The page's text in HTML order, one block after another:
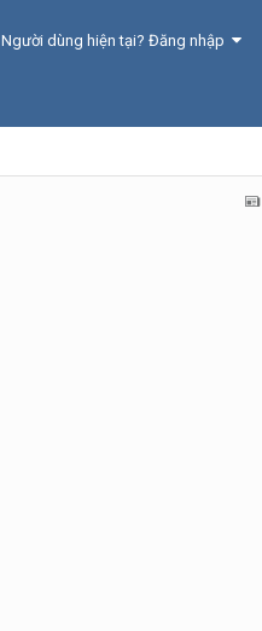
Người dùng hiện tại? Đăng nhập